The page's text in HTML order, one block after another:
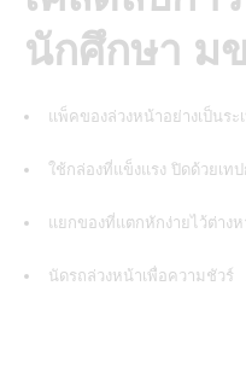
นักศึกษา มข
แพ็คของล่วงหน้าอย่างเป็นระ
ใช้กล่องที่แข็งแรง ปิดด้วยเทป
แยกของที่แตกหักง่ายไว้ต่างห
นัดรถล่วงหน้าเพื่อความชัวร์